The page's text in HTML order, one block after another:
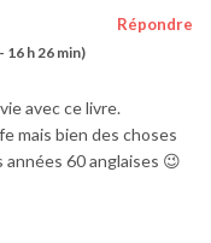
16 h 26 min)
Répondre
avec ce livre.
mais bien des choses
60 anglaises 😉